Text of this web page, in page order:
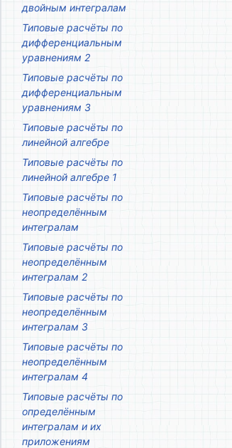
двойным интегралам
Типовые расчёты по
дифференциальным
уравнениям 2
Типовые расчёты по
дифференциальным
уравнениям 3
Типовые расчёты по
линейной алгебре
Типовые расчёты по
линейной алгебре 1
Типовые расчёты по
неопределённым
интегралам
Типовые расчёты по
неопределённым
интегралам 2
Типовые расчёты по
неопределённым
интегралам 3
Типовые расчёты по
неопределённым
интегралам 4
Типовые расчёты по
определённым
интегралам и их
приложениям